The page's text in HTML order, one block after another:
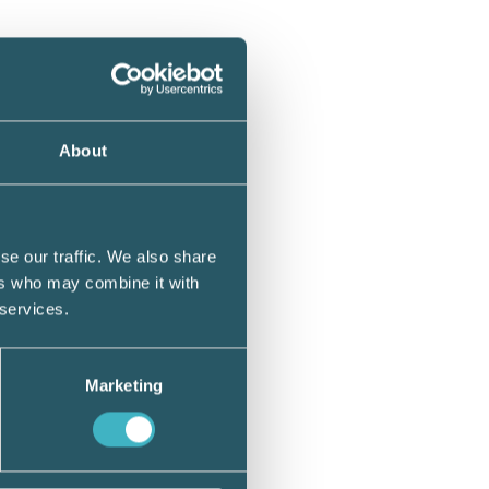
About
our traffic. We also share
who may combine it with
Marketing
man
är
som
ha
–